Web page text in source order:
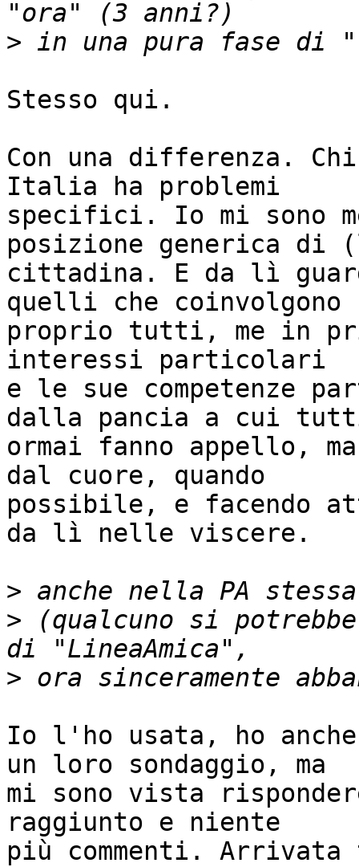
>
Stesso qui.
Con una differenza.
Italia ha problemi
specifici. Io mi sono
posizione generica di
cittadina. E da lì
quelli che coinvolgono
proprio tutti, me in
interessi particolari
e le sue competenze
dalla pancia a cui
ormai fanno appello,
dal cuore, quando
possibile, e facendo
da lì nelle viscere.
>
> (qualcuno si
>
Io l'ho usata, ho
un loro sondaggio, ma
mi sono vista
raggiunto e niente
più commenti.